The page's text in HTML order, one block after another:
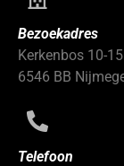
Bezoekadres
Kerkenbos 10-
6546 BB
Telefoon